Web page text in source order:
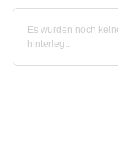
Es wurden noch
hinterlegt.